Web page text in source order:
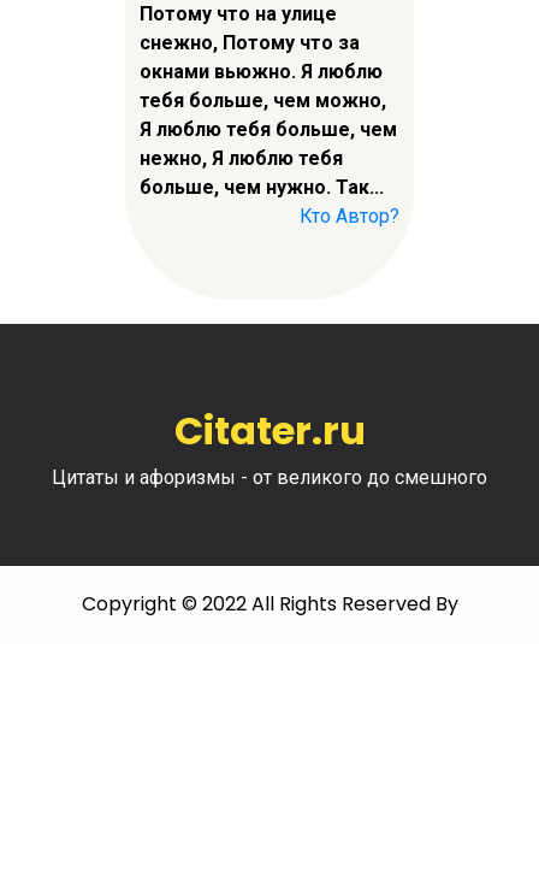
Потому что на улице
снежно, Потому что за
окнами вьюжно. Я люблю
тебя больше, чем можно,
Я люблю тебя больше, чем
нежно, Я люблю тебя
больше, чем нужно. Так...
Кто Автор?
Citater.ru
Цитаты и афоризмы - от великого до смешного
Copyright © 2022 All Rights Reserved By